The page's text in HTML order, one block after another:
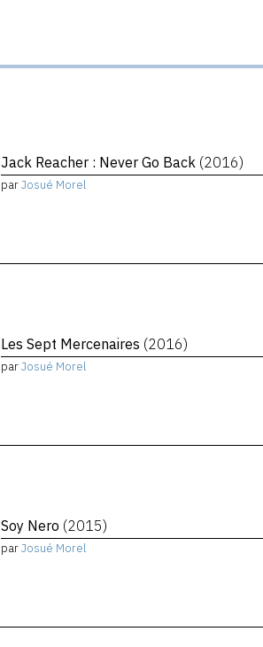
Jack Reacher : Never Go Back (2016)
parJosué Morel
Les Sept Mercenaires (2016)
parJosué Morel
Soy Nero (2015)
parJosué Morel